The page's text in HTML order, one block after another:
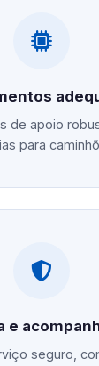
de apoio
para
e
seguro,